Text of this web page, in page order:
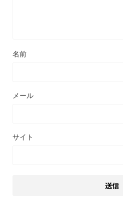
名前
メール
サイト